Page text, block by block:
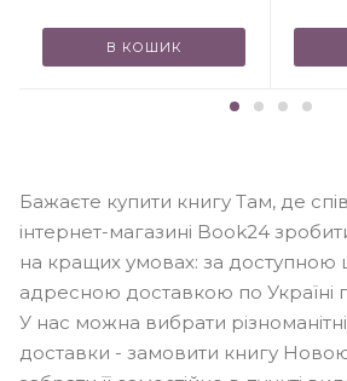
В КОШИК
Бажаєте купити книгу Там, де
інтернет-магазині Book24
на кращих умовах: за доступною
адресною доставкою по Україні
У нас можна вибрати
доставки - замовити книгу